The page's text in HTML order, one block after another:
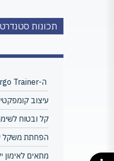
תכונות
ה-Ergo Trainer תומך במטופלים שמשקלם עד 200 ק"ג.
עיצוב
קל ובטוח
הפחתת משקל עד 85
מתאים לאימון